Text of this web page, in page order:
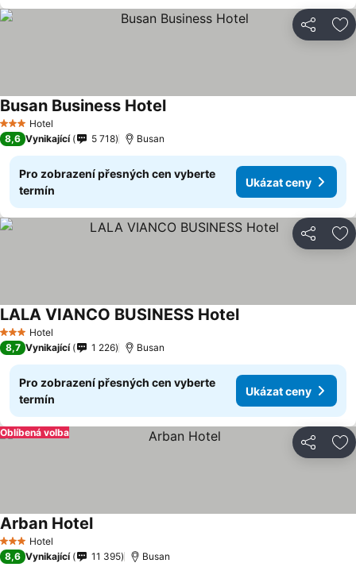
Sdílet
3 Počet hvězdiček
Hotel
Busan Business Hotel
8,6 Vynikající 5 718 Busan
Pro zobrazení přesných cen vyberte
termín
Ukázat ceny
Sdílet
3 Počet hvězdiček
Hotel
LALA VIANCO BUSINESS Hotel
8,7 Vynikající 1 226 Busan
Pro zobrazení přesných cen vyberte
termín
Ukázat ceny
Sdílet
Oblíbená volba
3 Počet hvězdiček
Hotel
Arban Hotel
8,6 Vynikající 11 395 Busan